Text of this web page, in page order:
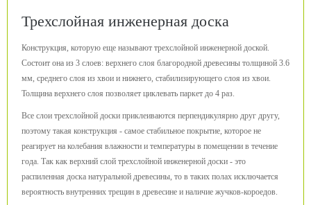
Трехслойная инженерная доска
Конструкция, которую еще называют трехслойной инженерной доской.
Состоит она из 3 слоев: верхнего слоя благородной древесины толщиной 3.6
мм, среднего слоя из хвои и нижнего, стабилизирующего слоя из хвои.
Толщина верхнего слоя позволяет циклевать паркет до 4 раз.
Все слои трехслойной доски приклеиваются перпендикулярно друг другу,
поэтому такая конструкция - самое стабильное покрытие, которое не
реагирует на колебания влажности и температуры в помещении в течение
года. Так как верхний слой трехслойной инженерной доски - это
распиленная доска натуральной древесины, то в таких полах исключается
вероятность внутренних трещин в древесине и наличие жучков-короедов.